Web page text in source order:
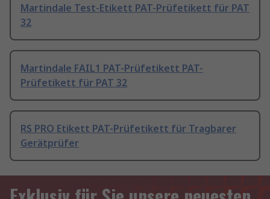
Martindale Test-Etikett PAT-Prüfetikett für PAT
32
Martindale FAIL1 PAT-Prüfetikett PAT-
Prüfetikett für PAT 32
RS PRO Etikett PAT-Prüfetikett für Tragbarer
Gerätprüfer